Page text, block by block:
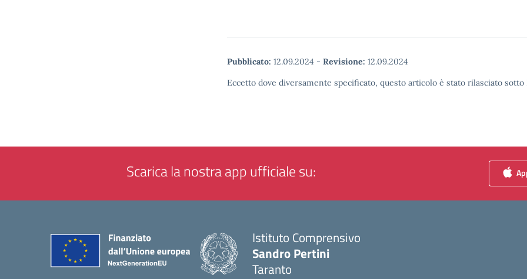
Pubblicato: 12.09.2024 - Revisione: 12.09.2024
Eccetto dove diversamente specificato, questo articolo è stato rilasciato
Scarica la nostra app ufficiale su:
Istituto Comprensivo
Sandro Pertini
Taranto